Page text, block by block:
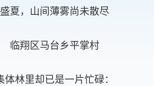
盛夏，山间薄雾尚未散尽
临翔区马台乡平掌村
体林里却已是一片忙碌：